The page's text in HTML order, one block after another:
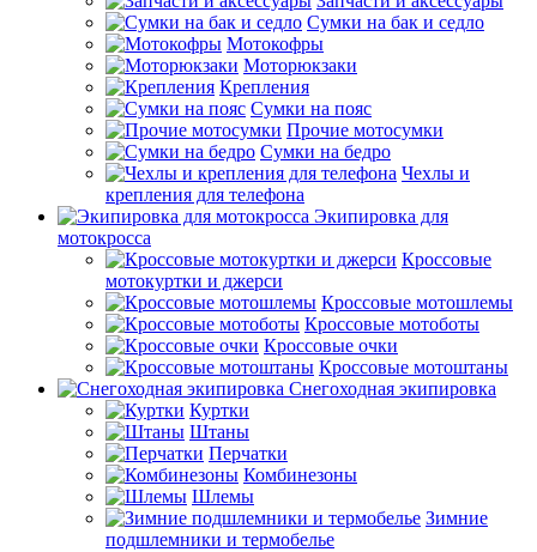
Сумки на бак и седло
Мотокофры
Моторюкзаки
Крепления
Сумки на пояс
Прочие мотосумки
Сумки на бедро
Чехлы и
крепления для телефона
Экипировка для
мотокросса
Кроссовые
мотокуртки и джерси
Кроссовые мотошлемы
Кроссовые мотоботы
Кроссовые очки
Кроссовые мотоштаны
Снегоходная экипировка
Куртки
Штаны
Перчатки
Комбинезоны
Шлемы
Зимние
подшлемники и термобелье